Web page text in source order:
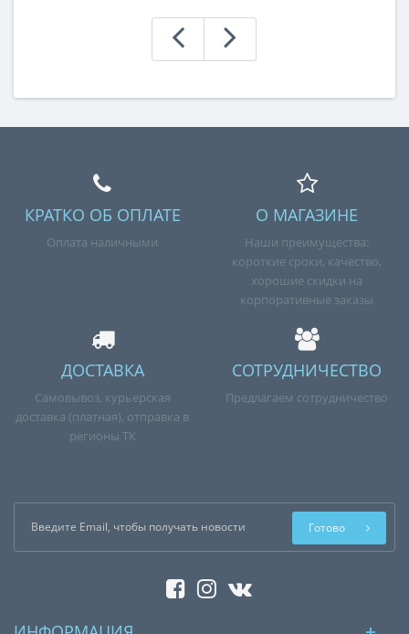
для себя, не забудьте сделать подарок родным, друзьям
или коллегам. Ваше внимание оценят по достоинству. ..
КРАТКО ОБ ОПЛАТЕ
Оплата наличными
О МАГАЗИНЕ
Наши преимущества:
короткие сроки, качество,
хорошие скидки на
корпоративные заказы
ДОСТАВКА
Самовывоз, курьерская
доставка (платная), отправка в
регионы ТК
СОТРУДНИЧЕСТВО
Предлагаем сотрудничество
Готово